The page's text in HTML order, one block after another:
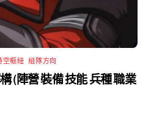
空樞紐 ,組隊方向
(陣營 裝備 技能 兵種 職業